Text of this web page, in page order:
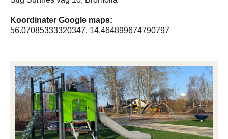
Koordinater Google maps:
56.07085333320347, 14.464899674790797